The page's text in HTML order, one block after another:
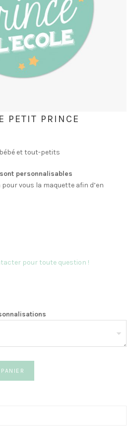
PETIT PRINCE
et tout-petits
personnalisables
vous la maquette afin d’en
pour toute question !